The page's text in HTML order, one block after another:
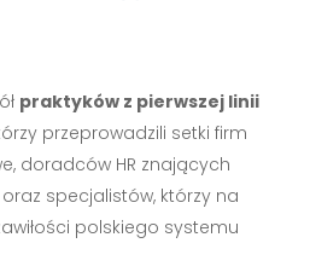
praktyków z pierwszej linii
przeprowadzili setki firm
doradców HR znających
specjalistów, którzy na
polskiego systemu